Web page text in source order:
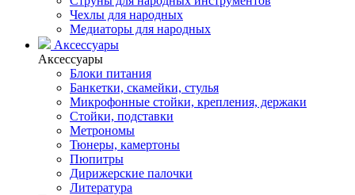
Чехлы для народных
Медиаторы для народных
Аксессуары
Аксессуары
Блоки питания
Банкетки, скамейки, стулья
Микрофонные стойки, крепления, держаки
Стойки, подставки
Метрономы
Тюнеры, камертоны
Пюпитры
Дирижерские палочки
Литература